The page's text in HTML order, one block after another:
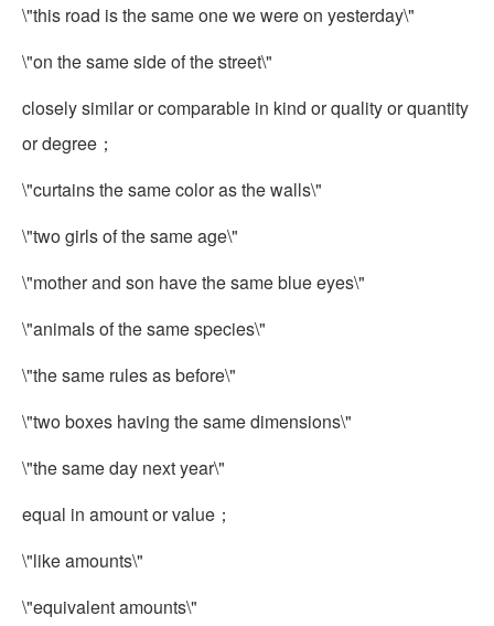
\"this road is the same one we were on yesterday\"
\"on the same side of the street\"
closely similar or comparable in kind or quality or quantity
or degree；
\"curtains the same color as the walls\"
\"two girls of the same age\"
\"mother and son have the same blue eyes\"
\"animals of the same species\"
\"the same rules as before\"
\"two boxes having the same dimensions\"
\"the same day next year\"
equal in amount or value；
\"like amounts\"
\"equivalent amounts\"